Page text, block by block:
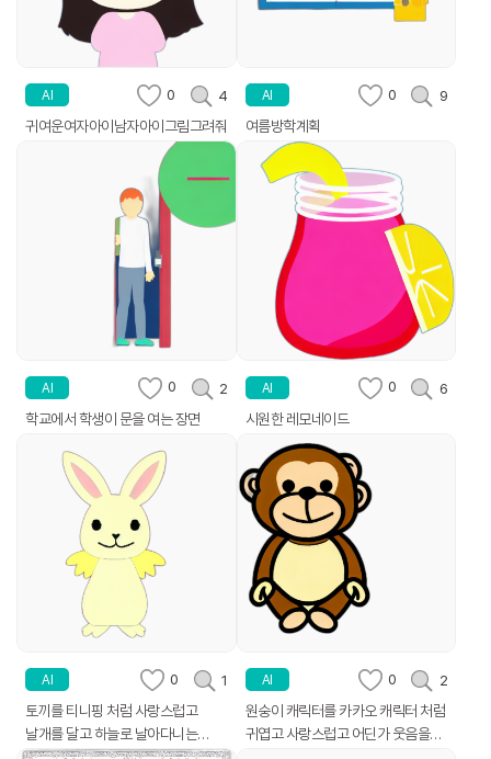
AI 0 4
귀여운여자아이남자아이그림그려줘
AI 0 9
여름방학계획
AI 0 2
학교에서 학생이 문을 여는 장면
AI 0 6
시원한 레모네이드
AI 0 1
토끼를 티니핑 처럼 사랑스럽고
날개를 달고 하늘로 날아다니는
AI 0 2
원숭이 캐릭터를 카카오 캐릭터 처럼
귀엽고 사랑스럽고 어딘가 웃음을